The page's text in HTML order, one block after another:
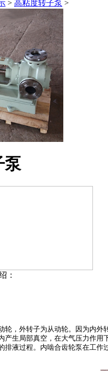
> 高粘度转子泵 >
泵
：
轮，外转子为从动轮。因为内外
产生局部真空，在大气压力作
排液过程。内啮合齿轮泵在工